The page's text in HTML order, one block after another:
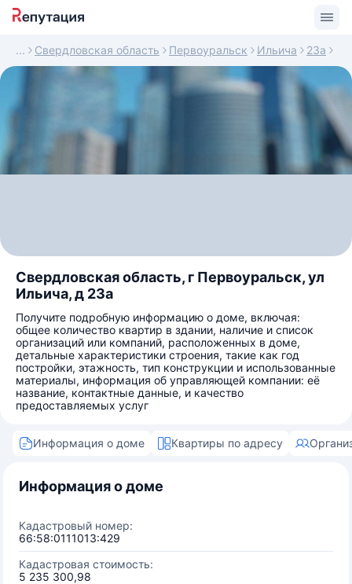
Свердловская область Первоуральск Ильича 23а
Свердловская область, г Первоуральск, ул
Ильича, д 23а
Получите подробную информацию о доме, включая:
общее количество квартир в здании, наличие и список
организаций или компаний, расположенных в доме,
детальные характеристики строения, такие как год
постройки, этажность, тип конструкции и использованные
материалы, информация об управляющей компании: её
название, контактные данные, и качество
предоставляемых услуг
Информация о доме Квартиры по адресу
Информация о доме
Кадастровый номер:
66:58:0111013:429
Кадастровая стоимость:
5 235 300,98